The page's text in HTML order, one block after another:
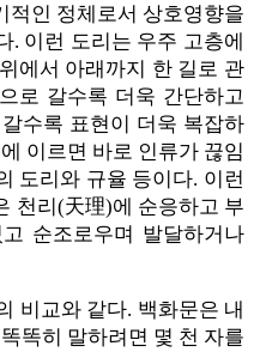
적인 정체로서 상호영향을
. 이런 도리는 우주 고층에
에서 아래까지 한 길로 관
로 갈수록 더욱 간단하고
수록 표현이 더욱 복잡하
이르면 바로 인류가 끊임
도리와 규율 등이다. 이런
천리(天理)에 순응하고 부
순조로우며 발달하거나
비교와 같다. 백화문은 내
똑히 말하려면 몇 천 자를